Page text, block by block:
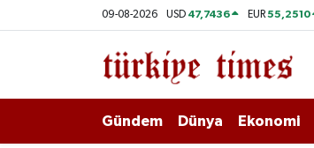
09-08-2026 USD 47,7436 EUR55,2510
Gündem Dünya Ekonomi
Gündem
Hava Durumu